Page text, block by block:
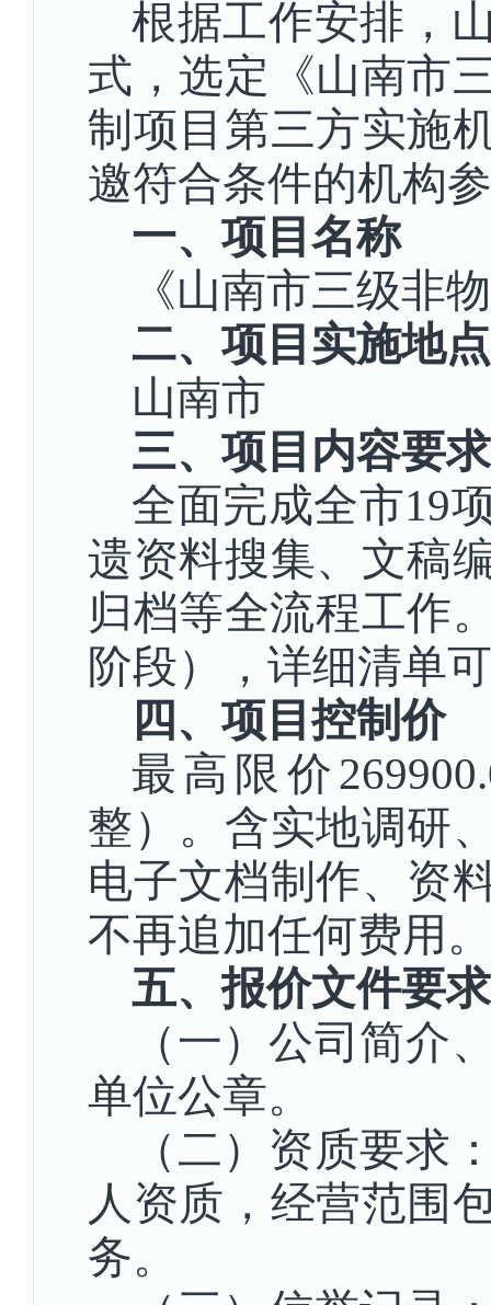
根据工作安排，
式，选定《山南市
制项目第三方实施
邀符合条件的机构
一、项目名称
《山南市三级非
二、项目实施地点
山南市
三、项目内容要求
全面完成全市19
遗资料搜集、文稿
归档等全流程工作
阶段），详细清单
四、项目控制价
最高限价
整）。含实地调研
电子文档制作、资
不再追加任何费用。
五、报价文件要求
（一）公司简介
单位公章。
（二）资质要求
人资质，经营范围
务。